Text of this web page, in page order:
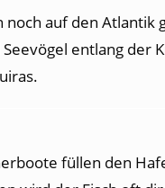
noch auf den Atlantik
entlang der
füllen den